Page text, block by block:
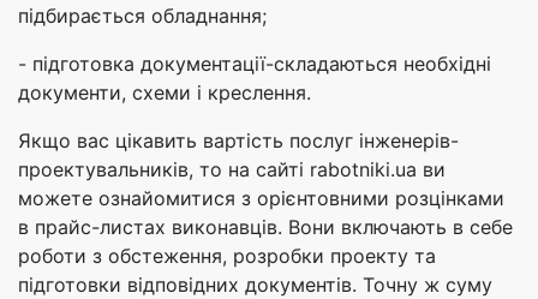
підбирається обладнання;
- підготовка документації-складаються необхідні
документи, схеми і креслення.
Якщо вас цікавить вартість послуг інженерів-
проектувальників, то на сайті rabotniki.ua ви
можете ознайомитися з орієнтовними розцінками
в прайс-листах виконавців. Вони включають в себе
роботи з обстеження, розробки проекту та
підготовки відповідних документів. Точну ж суму